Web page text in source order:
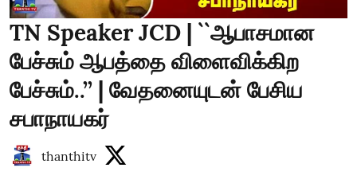
TN Speaker JCD | ``ஆபாசமான
பேச்சும் ஆபத்தை விளைவிக்கிற
பேச்சும்..’’ | வேதனையுடன் பேசிய
சபாநாயகர்
thanthitv